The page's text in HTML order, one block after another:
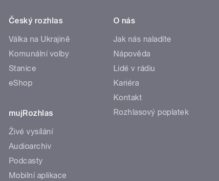
Český rozhlas
Válka na Ukrajině
Komunální volby
Stanice
eShop
mujRozhlas
Živé vysílání
Audioarchiv
Podcasty
Mobilní aplikace
O nás
Jak nás naladíte
Nápověda
Lidé v rádiu
Kariéra
Kontakt
Rozhlasový poplatek